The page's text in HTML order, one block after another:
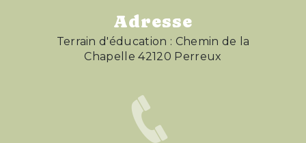
Adresse
Terrain d'éducation : Chemin de la
Chapelle 42120 Perreux